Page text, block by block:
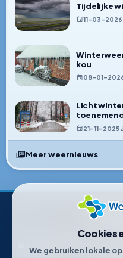
Cookies
We gebruiken lokale
Tijdelijke
11–03–2026
kou
Licht
21–11–2025
Meer weernieuws
© Copyright 2021-2026